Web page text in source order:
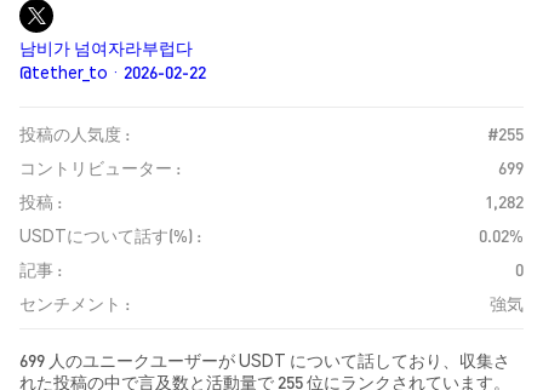
남비가 넘여자라부럽다
@tether_to · 2026-02-22
投稿の人気度 :
#255
コントリビューター :
699
投稿 :
1,282
USDTについて話す(%) :
0.02%
記事 :
0
センチメント :
強気
699 人のユニークユーザーが USDT について話しており、収集さ
れた投稿の中で言及数と活動量で 255 位にランクされています。